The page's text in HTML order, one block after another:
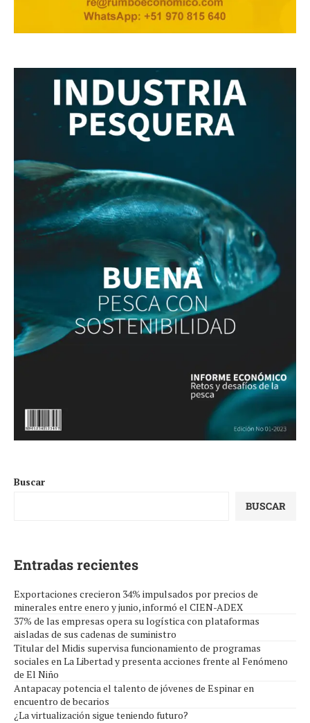
Buscar
BUSCAR
Entradas recientes
Exportaciones crecieron 34% impulsados por precios de
minerales entre enero y junio, informó el CIEN-ADEX
37% de las empresas opera su logística con plataformas
aisladas de sus cadenas de suministro
Titular del Midis supervisa funcionamiento de programas
sociales en La Libertad y presenta acciones frente al Fenómeno
de El Niño
Antapacay potencia el talento de jóvenes de Espinar en
encuentro de becarios
¿La virtualización sigue teniendo futuro?